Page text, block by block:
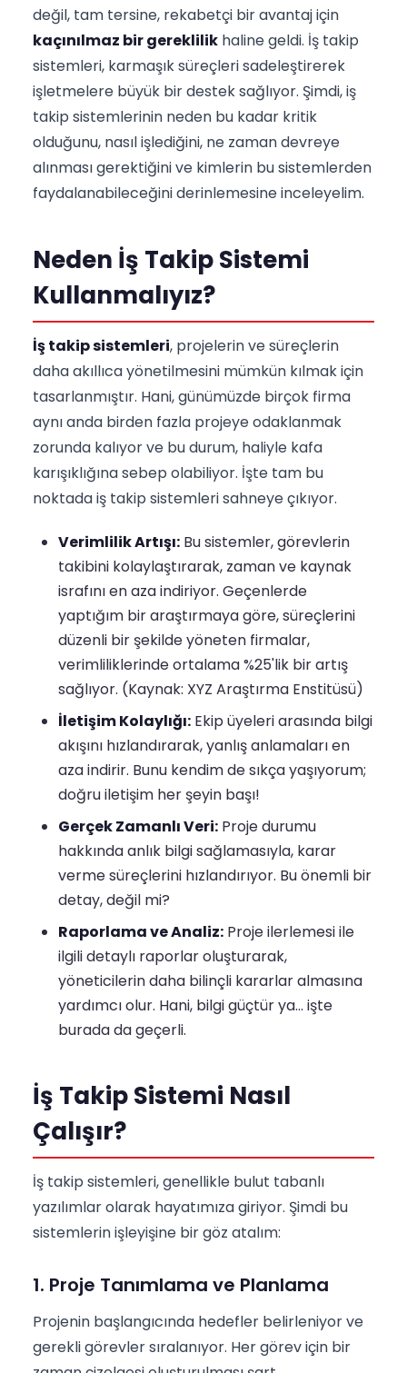
değil, tam tersine, rekabetçi bir avantaj için
kaçınılmaz bir gereklilik haline geldi. İş takip
sistemleri, karmaşık süreçleri sadeleştirerek
işletmelere büyük bir destek sağlıyor. Şimdi, iş
takip sistemlerinin neden bu kadar kritik
olduğunu, nasıl işlediğini, ne zaman devreye
alınması gerektiğini ve kimlerin bu sistemlerden
faydalanabileceğini derinlemesine inceleyelim.
Neden İş Takip Sistemi
Kullanmalıyız?
İş takip sistemleri, projelerin ve süreçlerin
daha akıllıca yönetilmesini mümkün kılmak için
tasarlanmıştır. Hani, günümüzde birçok firma
aynı anda birden fazla projeye odaklanmak
zorunda kalıyor ve bu durum, haliyle kafa
karışıklığına sebep olabiliyor. İşte tam bu
noktada iş takip sistemleri sahneye çıkıyor.
Verimlilik Artışı: Bu sistemler, görevlerin
takibini kolaylaştırarak, zaman ve kaynak
israfını en aza indiriyor. Geçenlerde
yaptığım bir araştırmaya göre, süreçlerini
düzenli bir şekilde yöneten firmalar,
verimliliklerinde ortalama %25'lik bir artış
sağlıyor. (Kaynak: XYZ Araştırma Enstitüsü)
İletişim Kolaylığı: Ekip üyeleri arasında bilgi
akışını hızlandırarak, yanlış anlamaları en
aza indirir. Bunu kendim de sıkça yaşıyorum;
doğru iletişim her şeyin başı!
Gerçek Zamanlı Veri: Proje durumu
hakkında anlık bilgi sağlamasıyla, karar
verme süreçlerini hızlandırıyor. Bu önemli bir
detay, değil mi?
Raporlama ve Analiz: Proje ilerlemesi ile
ilgili detaylı raporlar oluşturarak,
yöneticilerin daha bilinçli kararlar almasına
yardımcı olur. Hani, bilgi güçtür ya... işte
burada da geçerli.
İş Takip Sistemi Nasıl
Çalışır?
İş takip sistemleri, genellikle bulut tabanlı
yazılımlar olarak hayatımıza giriyor. Şimdi bu
sistemlerin işleyişine bir göz atalım:
1. Proje Tanımlama ve Planlama
Projenin başlangıcında hedefler belirleniyor ve
gerekli görevler sıralanıyor. Her görev için bir